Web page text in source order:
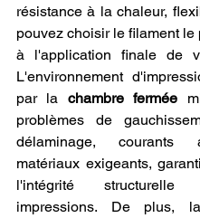
résistance à la chaleur,
pouvez choisir le filament le
à l'application finale de
L'environnement
par la chambre fermée
problèmes de
délaminage, courants
matériaux exigeants,
l'intégrité
impressions. De plus,